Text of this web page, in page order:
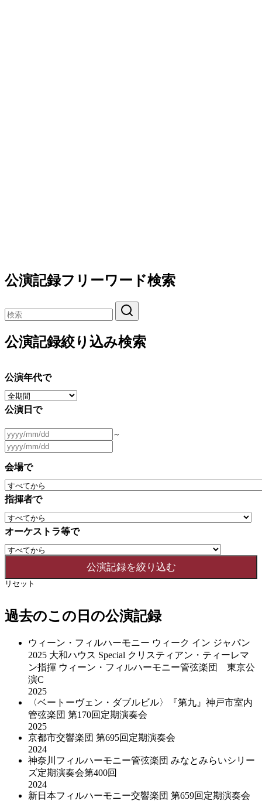
公演記録フリーワード検索
公演記録絞り込み検索
公演年代で
公演日で
～
会場で
指揮者で
オーケストラ等で
リセット
過去のこの日の公演記録
ウィーン・フィルハーモニー ウィーク イン ジャパン
2025 大和ハウス Special クリスティアン・ティーレマ
ン指揮 ウィーン・フィルハーモニー管弦楽団 東京公
演C
2025
〈ベートーヴェン・ダブルビル〉『第九』神戸市室内
管弦楽団 第170回定期演奏会
2025
京都市交響楽団 第695回定期演奏会
2024
神奈川フィルハーモニー管弦楽団 みなとみらいシリー
ズ定期演奏会第400回
2024
新日本フィルハーモニー交響楽団 第659回定期演奏会